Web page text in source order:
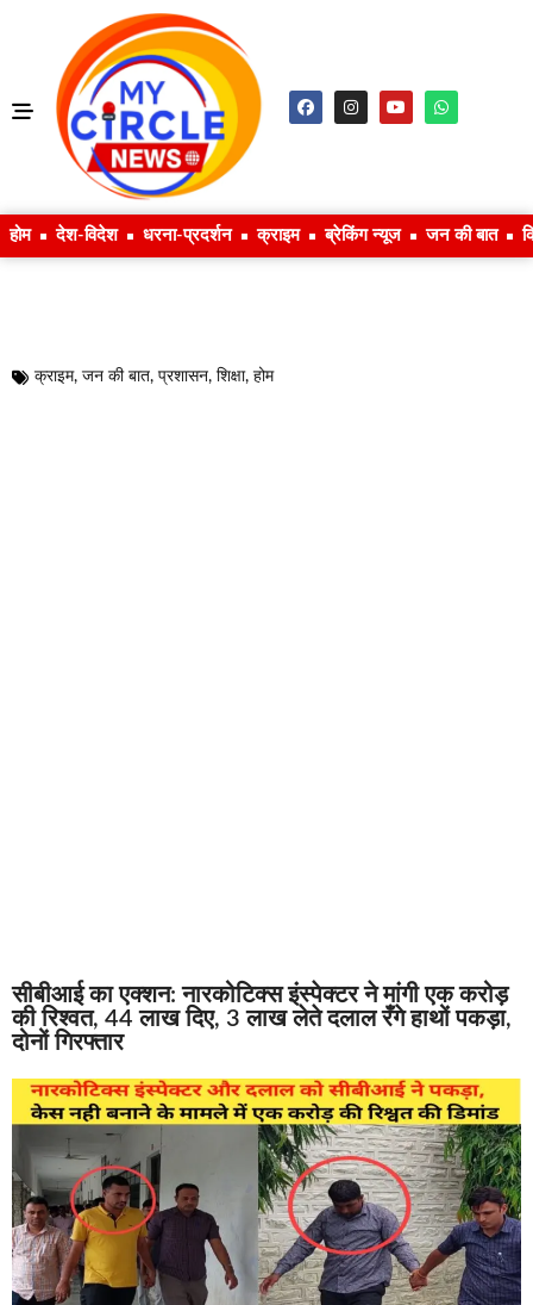
होम देश-विदेश धरना-प्रदर्शन क्राइम ब्रेकिंग न्यूज जन की बात
क्राइम, जन की बात, प्रशासन, शिक्षा, होम
सीबीआई का एक्शन: नारकोटिक्स इंस्पेक्टर ने मांगी एक करोड़
की रिश्वत, 44 लाख दिए, 3 लाख लेते दलाल रँगे हाथों पकड़ा,
दोनों गिरफ्तार